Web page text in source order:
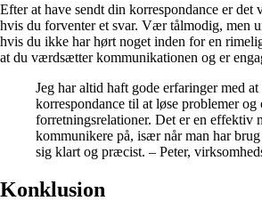
Efter at have sendt din korrespondance er
hvis du forventer et svar. Vær tålmodig, men
hvis du ikke har hørt noget inden for en
at du værdsætter kommunikationen og er
Jeg har altid haft gode erfaringer med
korrespondance til at løse problemer og
forretningsrelationer. Det er en effektiv
kommunikere på, især når man har
sig klart og præcist. – Peter,
Konklusion